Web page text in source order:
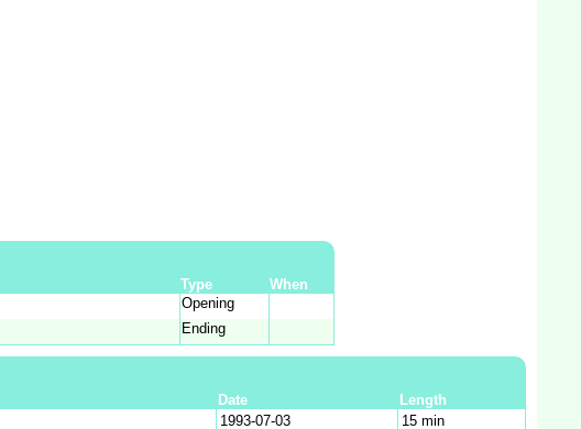
Type When
Opening
Ending
Date
Length
1993‑07‑03 15 min